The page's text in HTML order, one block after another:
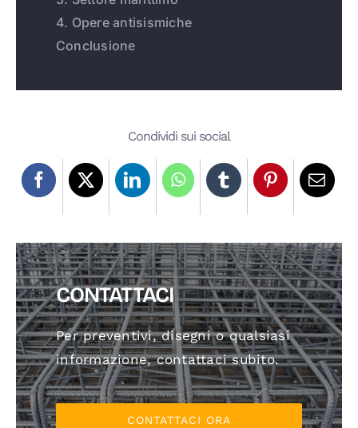
4. Opere antisismiche
Conclusione
Condividi sui social
CONTATTACI
Per preventivi, disegni o qualsiasi
informazione, contattaci subito.
CONTATTACI ORA